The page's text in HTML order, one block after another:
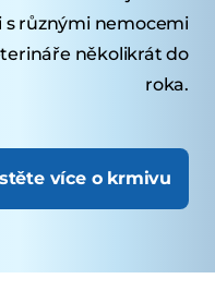
s různými nemocemi
několikrát do
roka.
více o krmivu